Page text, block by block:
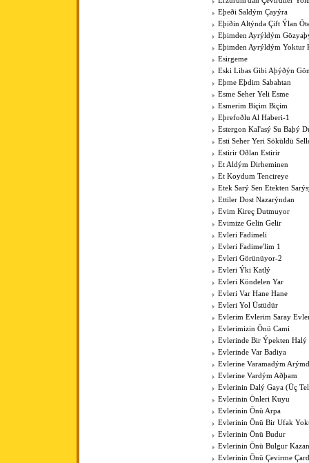
Eþeði Saldým Çayýra
Eþiðin Altýnda Çift Ýlan
Eþimden Ayrýldým
Eþimden Ayrýldým Yoktur
Esirgeme
Eski Libas Gibi Aþýðýn
Eþme Eþdim Sabahtan
Esme Seher Yeli Esme
Esmerim Biçim Biçim
Eþrefoðlu Al Haberi-1
Estergon Kal'asý Su Baþý
Esti Seher Yeri Söküldü
Estirir Oðlan Estirir
Et Aldým Dirheminen
Et Koydum Tencireye
Etek Sarý Sen Etekten
Ettiler Dost Nazarýndan
Evim Kireç Dutmuyor
Evimize Gelin Gelir
Evleri Fadimeli
Evleri Fadime'lim 1
Evleri Görünüyor-2
Evleri Ýki Katlý
Evleri Köndelen Yar
Evleri Var Hane Hane
Evleri Yol Üstüdür
Evlerim Evlerim Saray
Evlerimizin Önü Cami
Evlerinde Bir Ýpekten Halý
Evlerinde Var Badiya
Evlerine Varamadým
Evlerine Vardým Aðþam
Evlerinin Dalý Gaya (Üç
Evlerinin Önleri Kuyu
Evlerinin Önü Arpa
Evlerinin Önü Bir Ufak
Evlerinin Önü Budur
Evlerinin Önü Bulgur
Evlerinin Önü Çevirme